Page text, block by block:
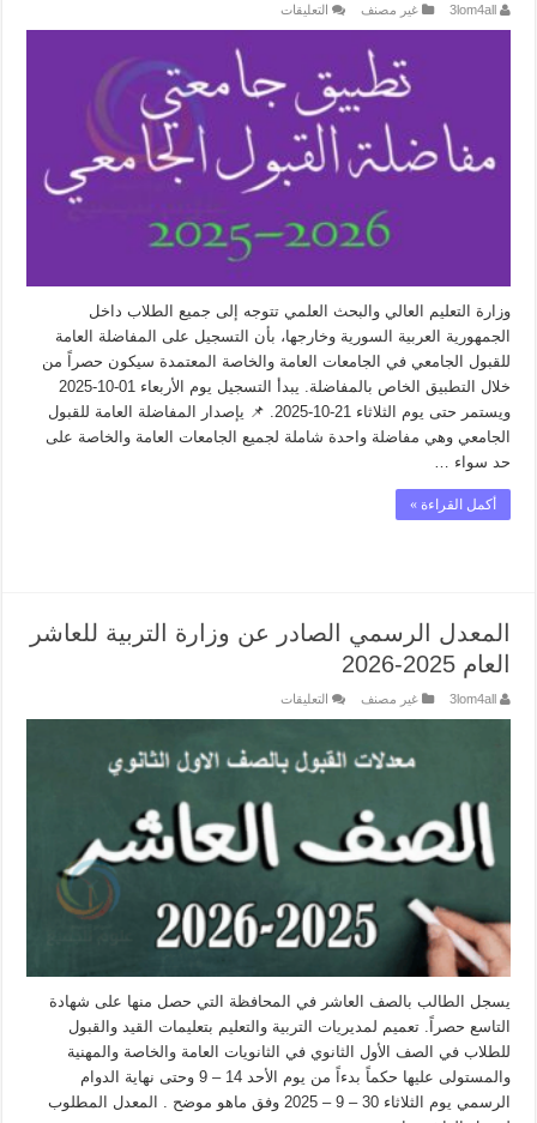
3lom4all غير مصنف التعليقات
للتسجيل
مفاضلة
القبول
مغلقة
وزارة التعليم العالي والبحث العلمي تتوجه إلى جميع الطلاب داخل
الجمهورية العربية السورية وخارجها، بأن التسجيل على المفاضلة العامة
للقبول الجامعي في الجامعات العامة والخاصة المعتمدة سيكون حصراً من
خلال التطبيق الخاص بالمفاضلة. يبدأ التسجيل يوم الأربعاء 01-10-2025
ويستمر حتى يوم الثلاثاء 21-10-2025. 📌 يإصدار المفاضلة العامة للقبول
الجامعي وهي مفاضلة واحدة شاملة لجميع الجامعات العامة والخاصة على
حد سواء …
أكمل القراءة »
المعدل الرسمي الصادر عن وزارة التربية للعاشر
العام 2025-2026
3lom4all غير مصنف التعليقات
عن
للعاشر
العام
2025-
2026
مغلقة
يسجل الطالب بالصف العاشر في المحافظة التي حصل منها على شهادة
التاسع حصراً. تعميم لمديريات التربية والتعليم بتعليمات القيد والقبول
للطلاب في الصف الأول الثانوي في الثانويات العامة والخاصة والمهنية
والمستولى عليها حكماً بدءاً من يوم الأحد 14 – 9 وحتى نهاية الدوام
الرسمي يوم الثلاثاء 30 – 9 – 2025 وفق ماهو موضح . المعدل المطلوب